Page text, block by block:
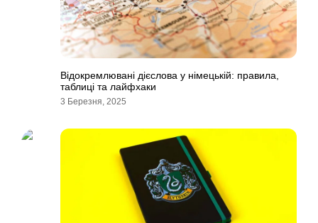
Відокремлювані дієслова у німецькій: правила,
таблиці та лайфхаки
3 Березня, 2025